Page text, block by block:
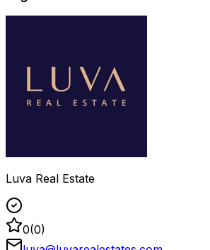
Luva Real Estate
0(0)